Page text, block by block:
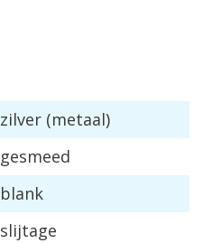
zilver (metaal)
gesmeed
blank
slijtage